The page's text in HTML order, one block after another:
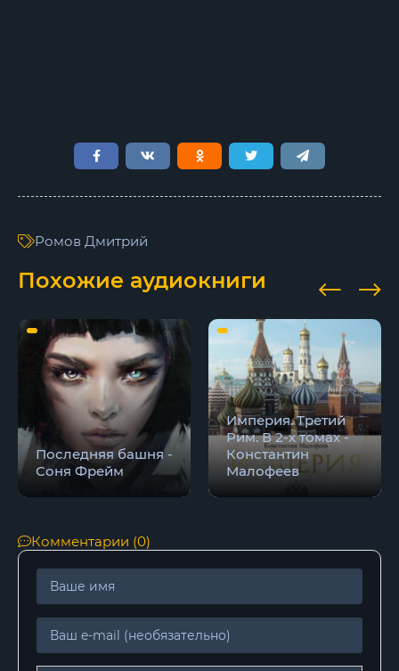
Ромов Дмитрий
Похожие аудиокниги
Последняя башня -
Соня Фрейм
Империя. Третий
Рим. В 2-х томах -
Константин
Малофеев
Комментарии (0)